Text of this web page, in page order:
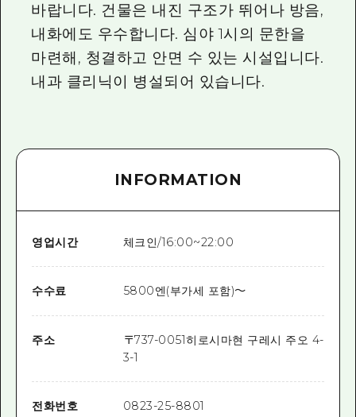
바랍니다. 건물은 내진 구조가 뛰어나 방음,
내화에도 우수합니다. 심야 1시의 문한을
마련해, 청결하고 안면 수 있는 시설입니다.
내과 클리닉이 병설되어 있습니다.
INFORMATION
영업시간 체크인/16:00~22:00
수수료 5800엔(부가세 포함)～
주소 〒737-0051히로시마현 구레시 주오 4-
3-1
전화번호 0823-25-8801